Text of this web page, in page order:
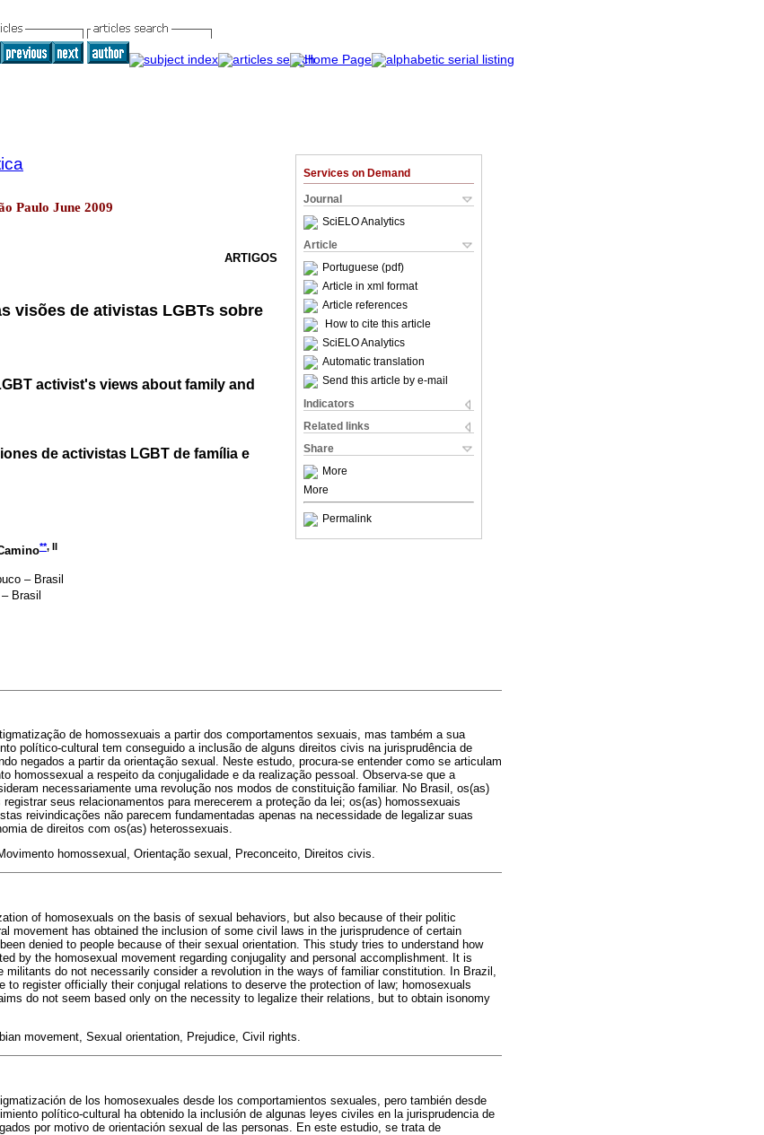
Services on Demand
Journal
SciELO Analytics
Article
Portuguese (pdf)
Article in xml format
Article references
How to cite this article
SciELO Analytics
Automatic translation
Send this article by e-mail
Indicators
Related links
Share
More
More
Permalink
Paulo June 2009
ARTIGOS
visões de ativistas LGBTs sobre
activist's views about family and
de activistas LGBT de família e
**, II
– Brasil
Brasil
de homossexuais a partir dos comportamentos sexuais, mas também a sua
político-cultural tem conseguido a inclusão de alguns direitos civis na jurisprudência de
negados a partir da orientação sexual. Neste estudo, procura-se entender como se articulam
homossexual a respeito da conjugalidade e da realização pessoal. Observa-se que a
necessariamente uma revolução nos modos de constituição familiar. No Brasil, os(as)
seus relacionamentos para merecerem a proteção da lei; os(as) homossexuais
reivindicações não parecem fundamentadas apenas na necessidade de legalizar suas
de direitos com os(as) heterossexuais.
homossexual, Orientação sexual, Preconceito, Direitos civis.
of homosexuals on the basis of sexual behaviors, but also because of their politic
movement has obtained the inclusion of some civil laws in the jurisprudence of certain
denied to people because of their sexual orientation. This study tries to understand how
by the homosexual movement regarding conjugality and personal accomplishment. It is
do not necessarily consider a revolution in the ways of familiar constitution. In Brazil,
to register officially their conjugal relations to deserve the protection of law; homosexuals
do not seem based only on the necessity to legalize their relations, but to obtain isonomy
movement, Sexual orientation, Prejudice, Civil rights.
de los homosexuales desde los comportamientos sexuales, pero también desde
político-cultural ha obtenido la inclusión de algunas leyes civiles en la jurisprudencia de
por motivo de orientación sexual de las personas. En este estudio, se trata de